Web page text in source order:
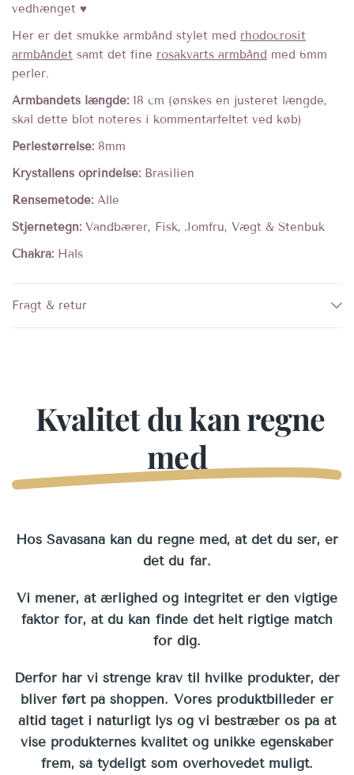
vedhænget ♥︎
Her er det smukke armbånd stylet med rhodocrosit
armbåndet samt det fine rosakvarts armbånd med 6mm
perler.
Armbåndets længde: 18 cm (ønskes en justeret længde,
skal dette blot noteres i kommentarfeltet ved køb)
Perlestørrelse: 8mm
Krystallens oprindelse: Brasilien
Rensemetode: Alle
Stjernetegn: Vandbærer, Fisk, Jomfru, Vægt & Stenbuk
Chakra: Hals
Fragt & retur
Kvalitet du kan regne
med
Hos Savasana kan du regne med, at det du ser, er
dét du får.
Vi mener, at ærlighed og integritet er den vigtige
faktor for, at du kan finde det helt rigtige match
for dig.
Derfor har vi strenge krav til hvilke produkter, der
bliver ført på shoppen. Vores produktbilleder er
altid taget i naturligt lys og vi bestræber os på at
vise produkternes kvalitet og unikke egenskaber
frem, så tydeligt som overhovedet muligt.